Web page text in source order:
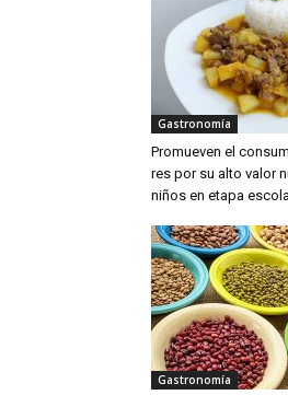
Gastronomía
Promueven el
res por su alto valor
niños en etapa
Gastronomía